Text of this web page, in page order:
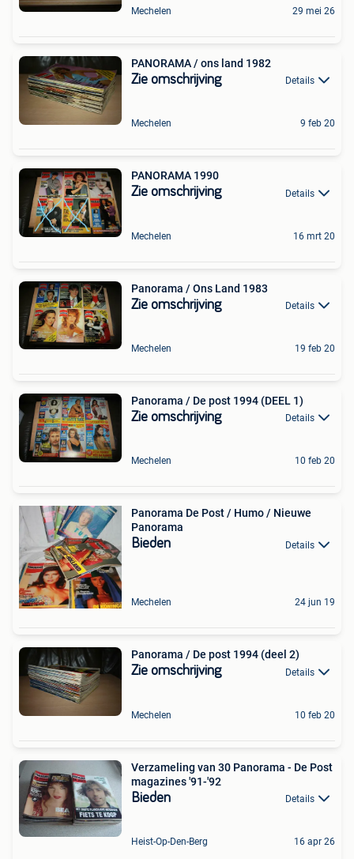
Mechelen 29 mei 26
PANORAMA / ons land 1982
Zie omschrijving Details
Mechelen 9 feb 20
PANORAMA 1990
Zie omschrijving Details
Mechelen 16 mrt 20
Panorama / Ons Land 1983
Zie omschrijving Details
Mechelen 19 feb 20
Panorama / De post 1994 (DEEL 1)
Zie omschrijving Details
Mechelen 10 feb 20
Panorama De Post / Humo / Nieuwe
Panorama
Bieden Details
Mechelen 24 jun 19
Panorama / De post 1994 (deel 2)
Zie omschrijving Details
Mechelen 10 feb 20
Verzameling van 30 Panorama - De Post
magazines '91-'92
Bieden Details
Heist-Op-Den-Berg 16 apr 26